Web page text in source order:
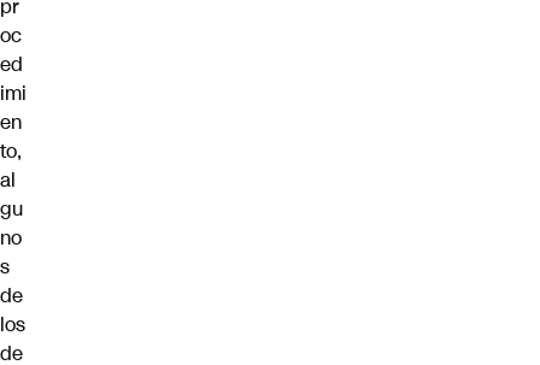
pr
oc
ed
imi
en
to,
al
gu
no
s
de
los
de